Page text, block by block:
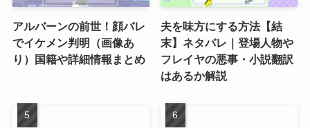
アルバーンの前世！顔バレ
でイケメン判明（画像あ
り）国籍や詳細情報まとめ
夫を味方にする方法【結
末】ネタバレ｜登場人物や
フレイヤの悪事・小説翻訳
はあるか解説